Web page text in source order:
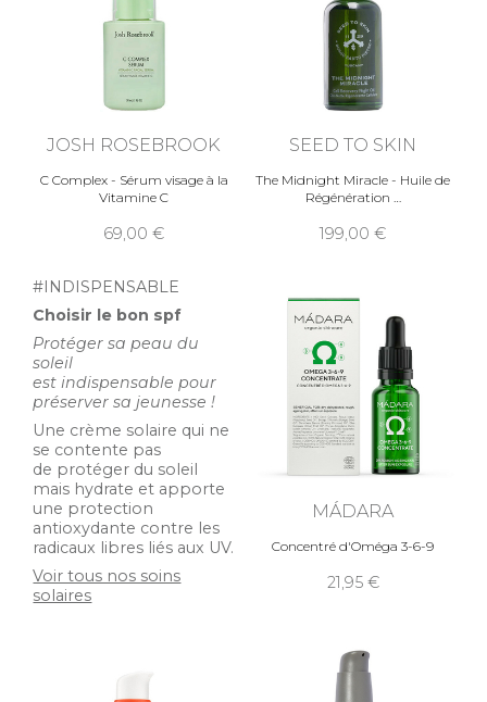
JOSH ROSEBROOK
C Complex - Sérum visage à la
Vitamine C
69,00
SEED TO SKIN
The Midnight Miracle - Huile de
Régénération
199,00
#INDISPENSABLE
Choisir le bon spf
Protéger sa peau du
soleil
est indispensable pour
préserver sa jeunesse !
Une crème solaire qui ne
se contente pas
de protéger du soleil
mais hydrate et apporte
une protection
antioxydante contre les
radicaux libres liés aux UV.
Voir tous nos soins
solaires
MÁDARA
Concentré d'Oméga 3-6-9
21,95